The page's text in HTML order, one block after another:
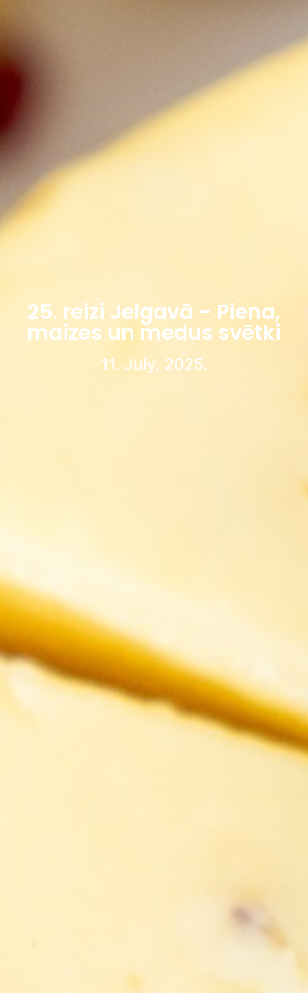
25. reizi Jelgavā – Piena,
maizes un medus svētki
11. July, 2025.